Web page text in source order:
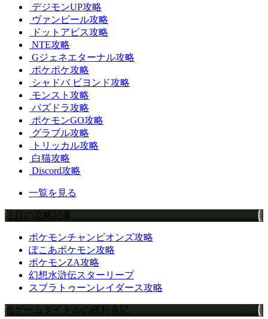
デジモンUP攻略
ヴァンピール攻略
ドットアビス攻略
NTE攻略
Gジェネエターナル攻略
ポケポケ攻略
シャドバ ビヨンド攻略
モンスト攻略
パズドラ攻略
ポケモンGO攻略
グラブル攻略
トリッカル攻略
白猫攻略
Discord攻略
一覧を見る
注目の攻略記事
ポケモンチャンピオンズ攻略
ぽこあポケモン攻略
ポケモンZA攻略
幻想水滸伝スターリープ
スプラトゥーンレイダース攻略
当ゲームタイトルの権利表記